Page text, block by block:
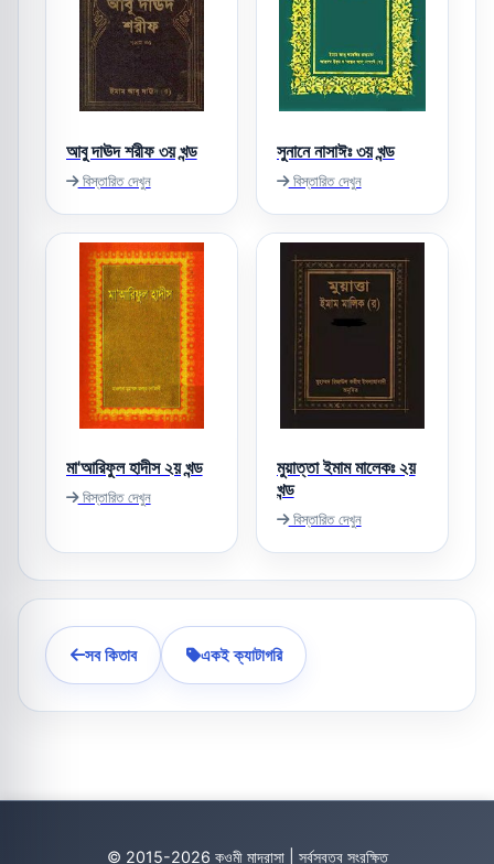
আবু দাঊদ শরীফ ৩য় খন্ড
বিস্তারিত দেখুন
সুনানে নাসাঈঃ ৩য় খন্ড
বিস্তারিত দেখুন
মা'আরিফুল হাদীস ২য় খন্ড
বিস্তারিত দেখুন
মুয়াত্তা ইমাম মালেকঃ ২য়
খন্ড
বিস্তারিত দেখুন
সব কিতাব একই ক্যাটাগরি
© 2015-2026 কওমী মাদ্রাসা | সর্বস্বত্ব সংরক্ষিত